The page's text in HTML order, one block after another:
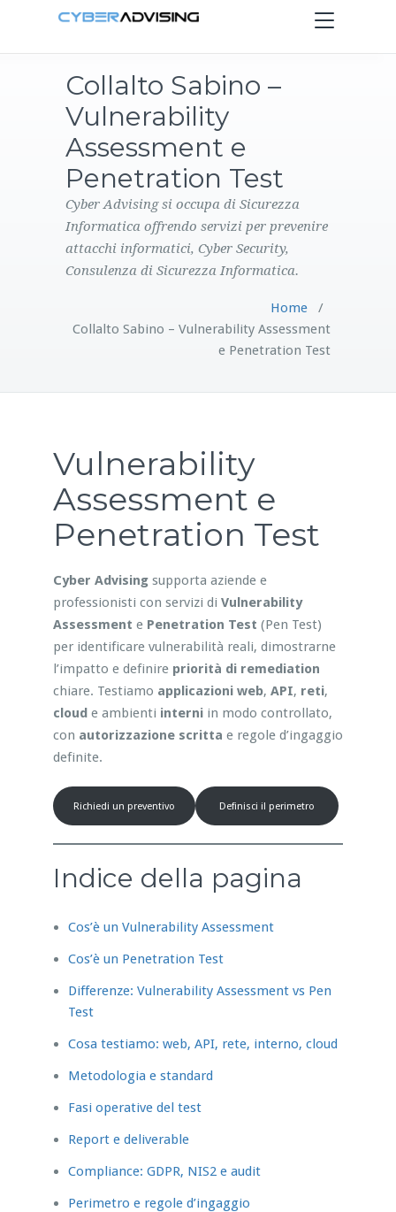
Toggle
navigation
PRODOTTI
CONTATTI
Collalto Sabino –
Vulnerability
Assessment e
Penetration Test
Cyber Advising si occupa di Sicurezza
Informatica offrendo servizi per prevenire
attacchi informatici, Cyber Security,
Consulenza di Sicurezza Informatica.
Home/
Collalto Sabino – Vulnerability Assessment
e Penetration Test
Vulnerability
Assessment e
Penetration Test
Cyber Advisingsupporta aziende e
professionisti con servizi di Vulnerability
Assessment e Penetration Test (Pen Test)
per identificare vulnerabilità reali, dimostrarne
l’impatto e definire priorità di remediation
chiare. Testiamo applicazioni web, API, reti,
cloude ambienti interniin modo controllato,
con autorizzazione scritta e regole d’ingaggio
definite.
Richiedi un preventivo Definisci il perimetro
Indice della pagina
Cos’è un Vulnerability Assessment
Cos’è un Penetration Test
Differenze: Vulnerability Assessment vs Pen
Test
Cosa testiamo: web, API, rete, interno, cloud
Metodologia e standard
Fasi operative del test
Report e deliverable
Compliance: GDPR, NIS2 e audit
Perimetro e regole d’ingaggio